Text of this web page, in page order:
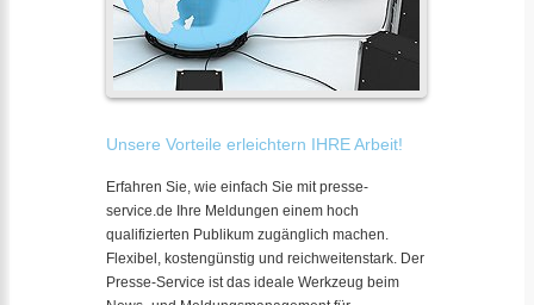
Unsere Vorteile erleichtern IHRE Arbeit!
Erfahren Sie, wie einfach Sie mit presse-
service.de Ihre Meldungen einem hoch
qualifizierten Publikum zugänglich machen.
Flexibel, kostengünstig und reichweitenstark. Der
Presse-Service ist das ideale Werkzeug beim